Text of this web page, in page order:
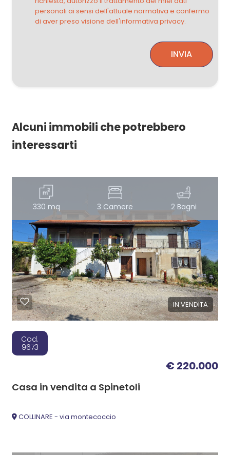
personali ai sensi dell'attuale normativa e confermo
di aver preso visione dell'informativa privacy.
INVIA
Alcuni immobili che potrebbero
interessarti
330 mq 3 Camere 2 Bagni
IN VENDITA
Cod.
9673
€ 220.000
Casa in vendita a Spinetoli
COLLINARE - via montecoccio